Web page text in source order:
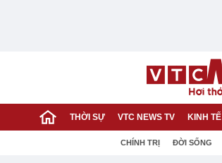
THỜI SỰ VTC NEWS TV KINH TẾ
CHÍNH TRỊ ĐỜI SỐNG